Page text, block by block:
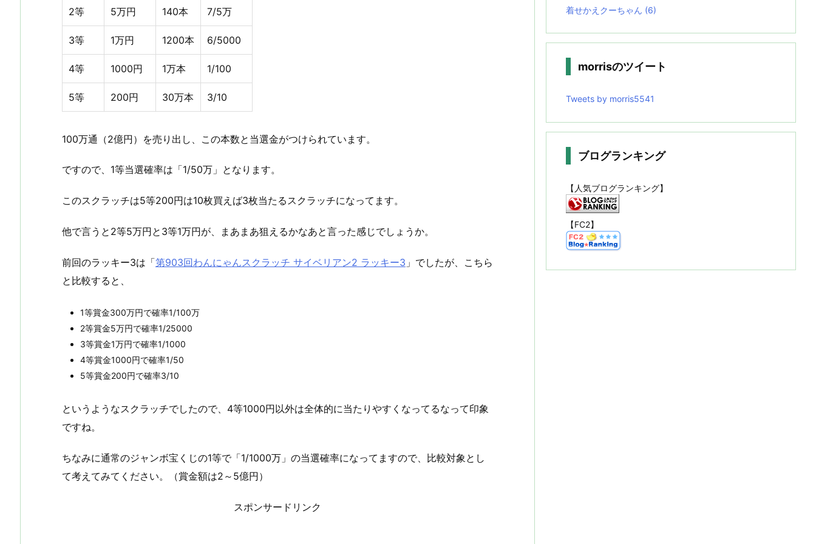
2等 5万円 140本 7/5万
3等 1万円 1200本 6/5000
4等 1000円 1万本 1/100
5等 200円 30万本 3/10
100万通（2億円）を売り出し、この本数と当選金がつけられています。
ですので、1等当選確率は「1/50万」となります。
このスクラッチは5等200円は10枚買えば3枚当たるスクラッチになってます。
他で言うと2等5万円と3等1万円が、まあまあ狙えるかなあと言った感じでしょうか。
前回のラッキー3は「第903回わんにゃんスクラッチ サイベリアン2 ラッキー3 」でしたが、こちら
と比較すると、
1等賞金300万円で確率1/100万
2等賞金5万円で確率1/25000
3等賞金1万円で確率1/1000
4等賞金1000円で確率1/50
5等賞金200円で確率3/10
というようなスクラッチでしたので、4等1000円以外は全体的に当たりやすくなってるなって印象
ですね。
ちなみに通常のジャンボ宝くじの1等で「1/1000万」の当選確率になってますので、比較対象とし
て考えてみてください。（賞金額は2～5億円）
スポンサードリンク
着せかえクーちゃん (6)
morrisのツイート
Tweets by morris5541
ブログランキング
【人気ブログランキング】
【FC2】